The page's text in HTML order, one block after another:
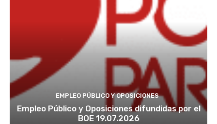
EMPLEO PÚBLICO Y OPOSICIONES
Empleo Público y Oposiciones difundidas por el
BOE 19.07.2026